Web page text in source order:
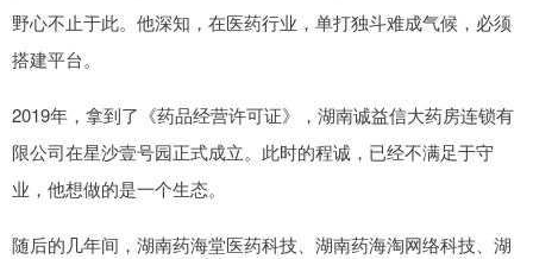
野心不止于此。他深知，在医药行业，单打独斗难成气候，必须
搭建平台。
2019年，拿到了《药品经营许可证》，湖南诚益信大药房连锁有
限公司在星沙壹号园正式成立。此时的程诚，已经不满足于守
业，他想做的是一个生态。
随后的几年间，湖南药海堂医药科技、湖南药海淘网络科技、湖